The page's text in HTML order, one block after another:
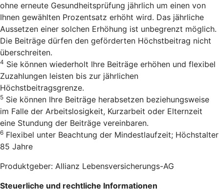
ohne erneute Gesundheitsprüfung jährlich um einen von
Ihnen gewählten Prozentsatz erhöht wird. Das jährliche
Aussetzen einer solchen Erhöhung ist unbegrenzt möglich.
Die Beiträge dürfen den geförderten Höchstbeitrag nicht
überschreiten.
4 Sie können wiederholt Ihre Beiträge erhöhen und flexibel
Zuzahlungen leisten bis zur jährlichen
Höchstbeitragsgrenze.
5 Sie können Ihre Beiträge herabsetzen beziehungsweise
im Falle der Arbeitslosigkeit, Kurzarbeit oder Elternzeit
eine Stundung der Beiträge vereinbaren.
6 Flexibel unter Beachtung der Mindestlaufzeit; Höchstalter
85 Jahre
Produktgeber: Allianz Lebensversicherungs-AG
Steuerliche und rechtliche Informationen